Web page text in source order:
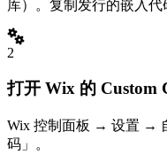
库）。复制发行的嵌入代
2
打开 Wix 的 Custom
Wix 控制面板 → 设置 →
码」。